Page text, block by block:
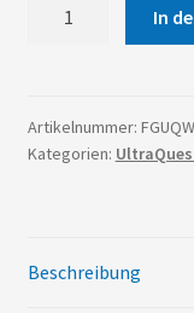
Menge
In
Artikelnummer:
Kategorien:
Beschreibung